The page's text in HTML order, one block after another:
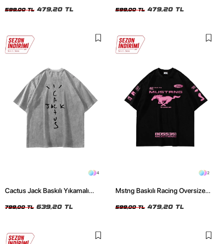
599,00 TL 479,20 TL
Tshirt
599,00 TL 479,20 TL
4
Cactus Jack Baskılı Yıkamalı
799,00 TL 639,20 TL
2
Mstng Baskılı Racing Oversize
599,00 TL 479,20 TL